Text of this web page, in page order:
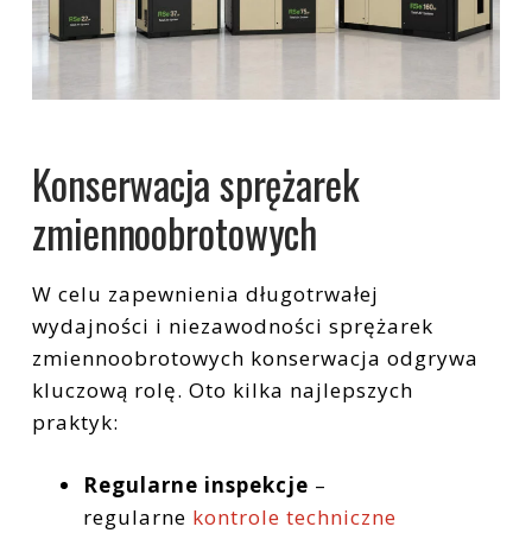
Konserwacja sprężarek
zmiennoobrotowych
W celu zapewnienia długotrwałej
wydajności i niezawodności sprężarek
zmiennoobrotowych konserwacja odgrywa
kluczową rolę. Oto kilka najlepszych
praktyk:
Regularne inspekcje –
regularne kontrole techniczne